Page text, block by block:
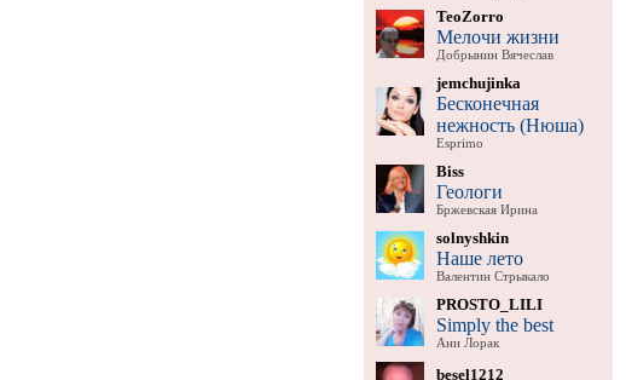
TeoZorro
Мелочи жизни
Добрынин Вячеслав
jemchujinka
Бесконечная
нежность (Нюша)
Esprimo
Biss
Геологи
Бржевская Ирина
solnyshkin
Наше лето
Валентин Стрыкало
PROSTO_LILI
Simply the best
Ани Лорак
besel1212